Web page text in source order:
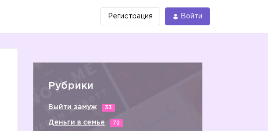
Регистрация Войти
Рубрики
Выйти замуж 33
Деньги в семье 72